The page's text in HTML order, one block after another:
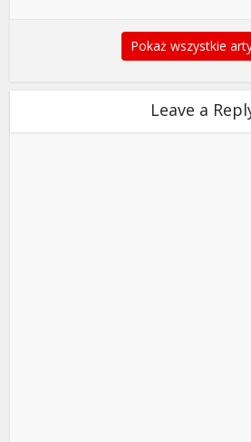
Pokaż wszystkie
Leave a